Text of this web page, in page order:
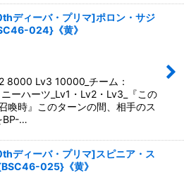
ディーバ・プリマ]ポロン・サジ
024}《黄》
8000 Lv3 10000_チーム：
ーハーツ_Lv1・Lv2・Lv3_『この
喚時』このターンの間、相手のス
BP-…
ディーバ・プリマ]スピニア・ス
025}《黄》